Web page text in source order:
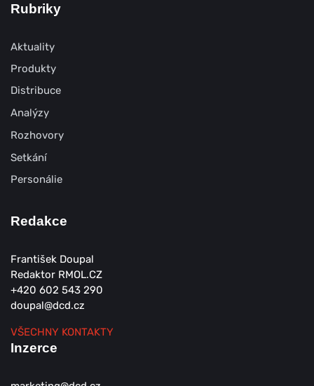
Rubriky
Aktuality
Produkty
Distribuce
Analýzy
Rozhovory
Setkání
Personálie
Redakce
František Doupal
Redaktor RMOL.CZ
+420 602 543 290
doupal@dcd.cz
VŠECHNY KONTAKTY
Inzerce